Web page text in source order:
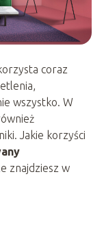
coraz
wszystko. W
Jakie korzyści
znajdziesz w